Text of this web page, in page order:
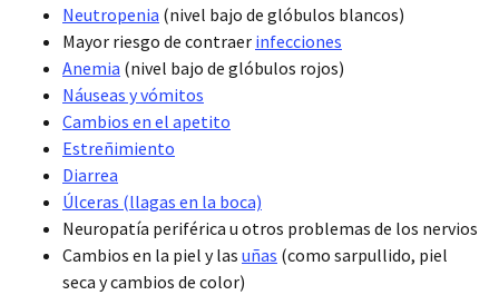
Neutropenia (nivel bajo de glóbulos blancos)
Mayor riesgo de contraer infecciones
Anemia (nivel bajo de glóbulos rojos)
Náuseas y vómitos
Cambios en el apetito
Estreñimiento
Diarrea
Úlceras (llagas en la boca)
Neuropatía periférica u otros problemas de los nervios
Cambios en la piel y las uñas (como sarpullido, piel
seca y cambios de color)